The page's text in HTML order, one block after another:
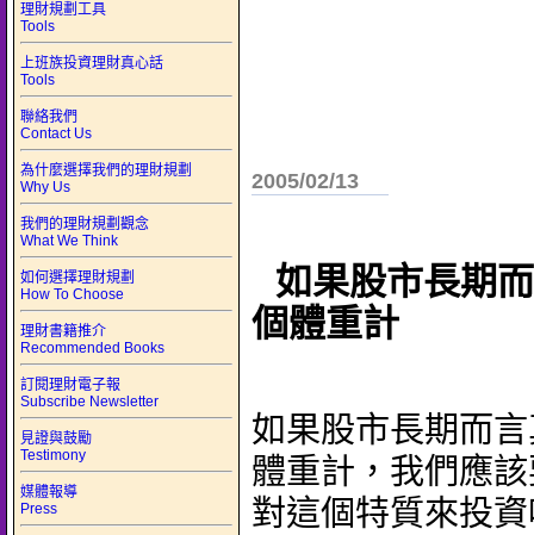
理財規劃工具
Tools
上班族投資理財真心話
Tools
聯絡我們
Contact Us
為什麼選擇我們的理財規劃
Why Us
我們的理財規劃觀念
What We Think
如何選擇理財規劃
How To Choose
理財書籍推介
Recommended Books
訂閱理財電子報
Subscribe Newsletter
見證與鼓勵
Testimony
媒體報導
Press
2005/02/13
如果股市長期
個體重計
如果股市長期而
體重計，我們應
對這個特質來投